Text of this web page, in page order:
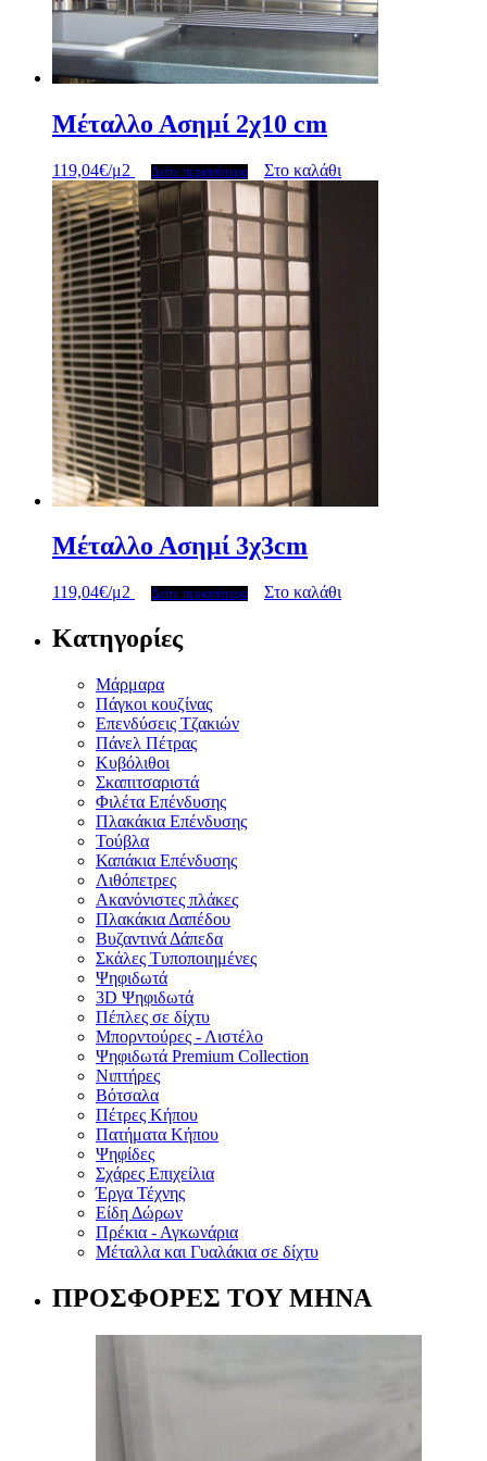
Μέταλλο Ασημί 2χ10 cm
119,04€/μ2 Δείτε περισσότερα Στο καλάθι
Μέταλλο Ασημί 3χ3cm
119,04€/μ2 Δείτε περισσότερα Στο καλάθι
Κατηγορίες
Μάρμαρα
Πάγκοι κουζίνας
Επενδύσεις Τζακιών
Πάνελ Πέτρας
Κυβόλιθοι
Σκαπιτσαριστά
Φιλέτα Επένδυσης
Πλακάκια Επένδυσης
Τούβλα
Καπάκια Επένδυσης
Λιθόπετρες
Ακανόνιστες πλάκες
Πλακάκια Δαπέδου
Βυζαντινά Δάπεδα
Σκάλες Τυποποιημένες
Ψηφιδωτά
3D Ψηφιδωτά
Πέπλες σε δίχτυ
Μπορντούρες - Λιστέλο
Ψηφιδωτά Premium Collection
Νιπτήρες
Βότσαλα
Πέτρες Κήπου
Πατήματα Κήπου
Ψηφίδες
Σχάρες Επιχείλια
Έργα Τέχνης
Είδη Δώρων
Πρέκια - Αγκωνάρια
Μέταλλα και Γυαλάκια σε δίχτυ
ΠΡΟΣΦΟΡΕΣ ΤΟΥ ΜΗΝΑ